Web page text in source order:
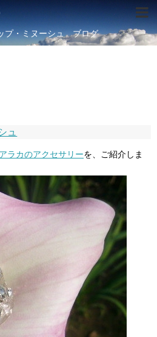
プ・ミヌーシュ ブログ
ュ
ラカのアクセサリーを、ご紹介しま